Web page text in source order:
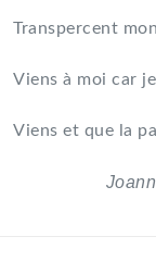
Transpercent
Viens à moi car
Viens et que la